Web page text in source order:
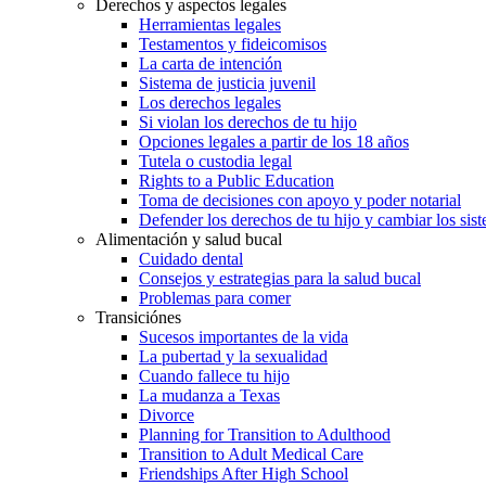
Derechos y aspectos legales
Herramientas legales
Testamentos y fideicomisos
La carta de intención
Sistema de justicia juvenil
Los derechos legales
Si violan los derechos de tu hijo
Opciones legales a partir de los 18 años
Tutela o custodia legal
Rights to a Public Education
Toma de decisiones con apoyo y poder notarial
Defender los derechos de tu hijo y cambiar los
Alimentación y salud bucal
Cuidado dental
Consejos y estrategias para la salud bucal
Problemas para comer
Transiciónes
Sucesos importantes de la vida
La pubertad y la sexualidad
Cuando fallece tu hijo
La mudanza a Texas
Divorce
Planning for Transition to Adulthood
Transition to Adult Medical Care
Friendships After High School